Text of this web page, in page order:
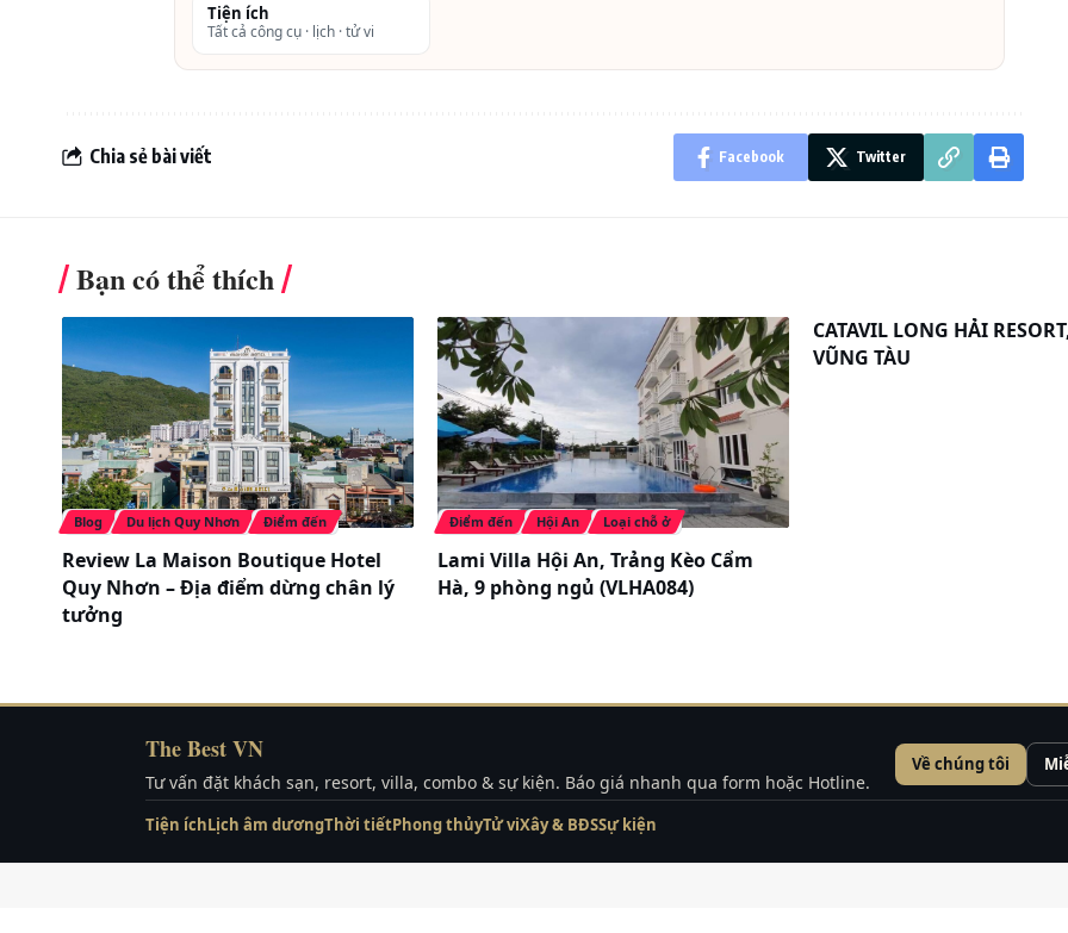
Tiện ích
Tất cả công cụ · lịch · tử vi
Chia sẻ bài viết Facebook Twitter
Bạn có thể thích
Blog Du lịch Quy Nhơn Điểm đến
Review La Maison Boutique Hotel
Quy Nhơn – Địa điểm dừng chân lý
tưởng
Điểm đến Hội An Loại chỗ ở
Lami Villa Hội An, Trảng Kèo Cẩm
Hà, 9 phòng ngủ (VLHA084)
CATAVIL LONG HẢI
VŨNG TÀU
The Best VN
Tư vấn đặt khách sạn, resort, villa, combo & sự kiện. Báo giá nhanh qua form hoặc Hotline.
Về chúng tôi
Tiện íchLịch âm dươngThời tiếtPhong thủyTử viXây & BĐSSự kiện